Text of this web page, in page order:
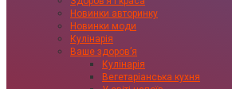
Новинки авторинку
Новинки моди
Кулінарія
Ваше здоровʼя
Кулінарія
Вегетаріанська кухня